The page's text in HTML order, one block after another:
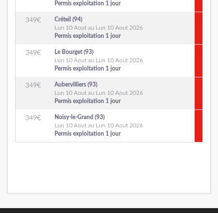
Permis exploitation 1 jour
349€
Créteil (94)
Lun 10 Aout au Lun 10 Aout 2026
Permis exploitation 1 jour
349€
Le Bourget (93)
Lun 10 Aout au Lun 10 Aout 2026
Permis exploitation 1 jour
349€
Aubervilliers (93)
Lun 10 Aout au Lun 10 Aout 2026
Permis exploitation 1 jour
349€
Noisy-le-Grand (93)
Lun 10 Aout au Lun 10 Aout 2026
Permis exploitation 1 jour